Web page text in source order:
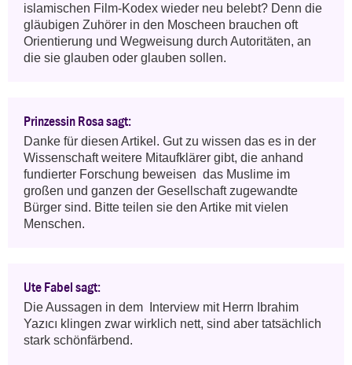
islamischen Film-Kodex wieder neu belebt? Denn die
gläubigen Zuhörer in den Moscheen brauchen oft
Orientierung und Wegweisung durch Autoritäten, an
die sie glauben oder glauben sollen.
Prinzessin Rosa sagt:
Danke für diesen Artikel. Gut zu wissen das es in der
Wissenschaft weitere Mitaufklärer gibt, die anhand
fundierter Forschung beweisen  das Muslime im
großen und ganzen der Gesellschaft zugewandte
Bürger sind. Bitte teilen sie den Artike mit vielen
Menschen.
Ute Fabel sagt:
Die Aussagen in dem  Interview mit Herrn Ibrahim
Yazıcı klingen zwar wirklich nett, sind aber tatsächlich
stark schönfärbend.